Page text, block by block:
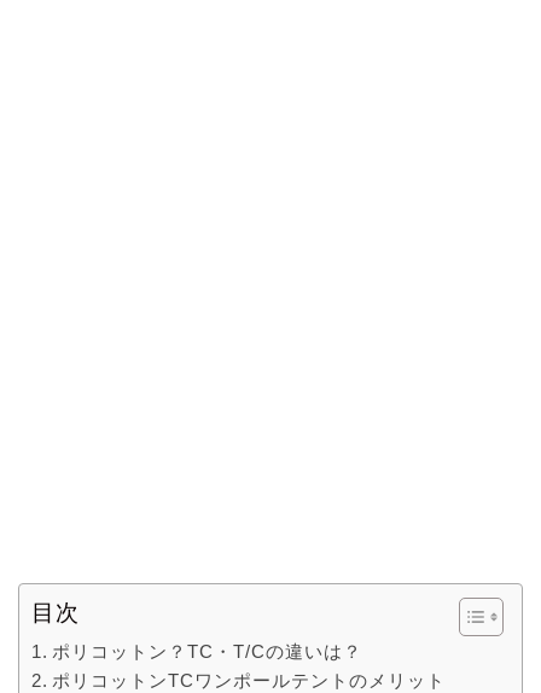
目次
ポリコットン？TC・T/Cの違いは？
ポリコットンTCワンポールテントのメリット